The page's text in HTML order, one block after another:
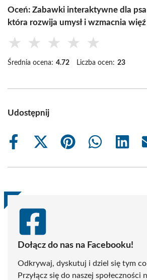
Oceń: Zabawki interaktywne dla
która rozwija umysł i wzmacnia
★ ★ ★ ★ ★
Średnia ocena: 4.72 Liczba ocen: 23
Udostępnij
Share
Share
(Twitter)
Share
Share
Share
Dołącz do nas na Facebooku!
Odkrywaj, dyskutuj i dziel się tym co
Przyłącz się do naszej społeczności